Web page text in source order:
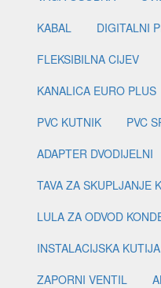
KABAL
DIGITALNI
FLEKSIBILNA CIJEV
KANALICA EURO PLUS
PVC KUTNIK
PVC
ADAPTER DVODIJELNI
TAVA ZA SKUPLJANJE
LULA ZA ODVOD
INSTALACIJSKA KUTIJA
ZAPORNI VENTIL